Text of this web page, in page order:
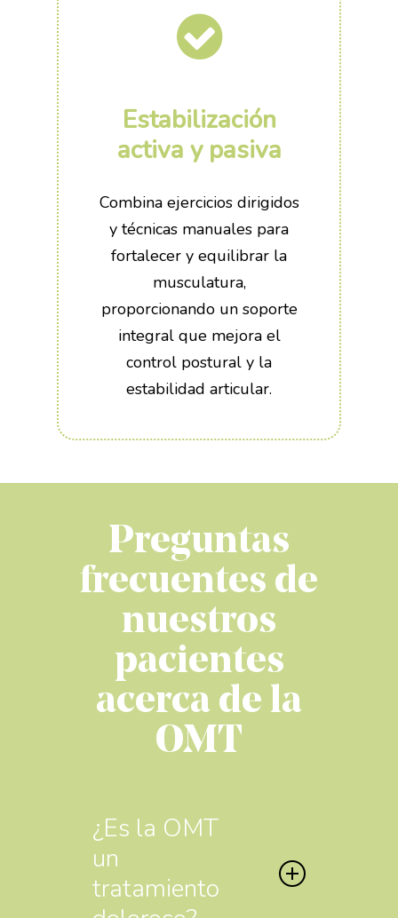
Estabilización
activa y pasiva
Combina ejercicios dirigidos
y técnicas manuales para
fortalecer y equilibrar la
musculatura,
proporcionando un soporte
integral que mejora el
control postural y la
estabilidad articular.
Preguntas
frecuentes de
nuestros
pacientes
acerca de la
OMT
¿Es la OMT
un
tratamiento